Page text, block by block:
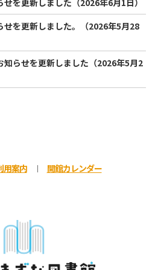
を更新しました（2026年6月1日）
せを更新しました。（2026年5月28
知らせを更新しました（2026年5月2
用案内│ 開館カレンダー